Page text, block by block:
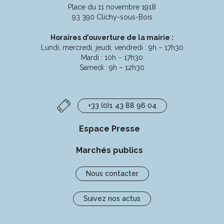
compte
Facebook
compte
Instagram
compte
Linkedin
chaîne
Youtube
Place du 11 novembre 1918
93 390 Clichy-sous-Bois
Horaires d’ouverture de la mairie :
Lundi, mercredi, jeudi, vendredi : 9h – 17h30
Mardi : 10h – 17h30
Samedi : 9h – 12h30
+33 (0)1 43 88 96 04
Espace Presse
Marchés publics
Nous contacter
Suivez nos actus